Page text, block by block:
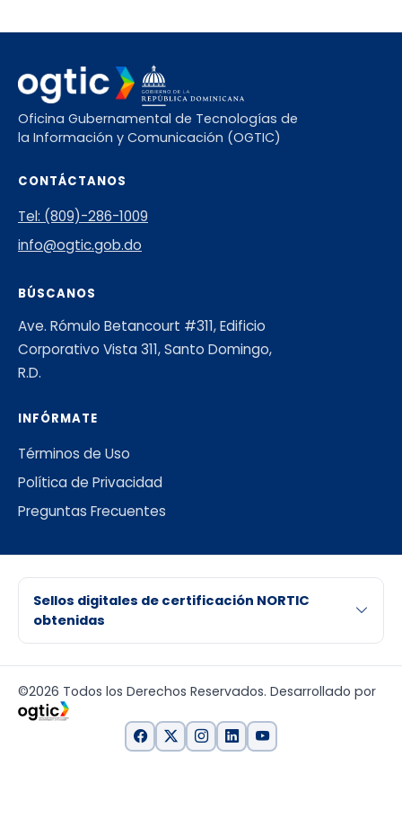
Oficina Gubernamental de Tecnologías de
la Información y Comunicación (OGTIC)
CONTÁCTANOS
Tel: (809)-286-1009
info@ogtic.gob.do
BÚSCANOS
Ave. Rómulo Betancourt #311, Edificio
Corporativo Vista 311, Santo Domingo,
R.D.
INFÓRMATE
Términos de Uso
Política de Privacidad
Preguntas Frecuentes
Sellos digitales de certificación NORTIC
obtenidas
©2026 Todos los Derechos Reservados. Desarrollado por